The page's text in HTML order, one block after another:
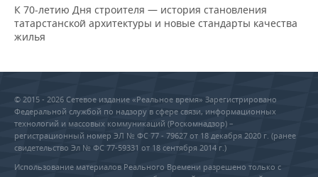
К 70-летию Дня строителя — история становления
татарстанской архитектуры и новые стандарты качества
жилья
© 2015 - 2026 Сетевое издание «Реальное время» Зарегистрировано
Федеральной службой по надзору в сфере связи, информационных
технологий и массовых коммуникаций (Роскомнадзор) –
регистрационный номер ЭЛ № ФС 77 - 79627 от 18 декабря 2020 г. (ранее
свидетельство Эл № ФС 77-59331 от 18 сентября 2014 г.)
Использование материалов Реального Времени разрешено только с